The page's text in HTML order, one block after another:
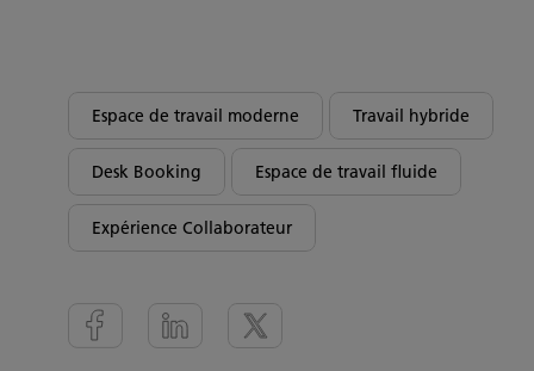
Espace de travail moderne Travail hybride
Desk Booking Espace de travail fluide
Expérience Collaborateur